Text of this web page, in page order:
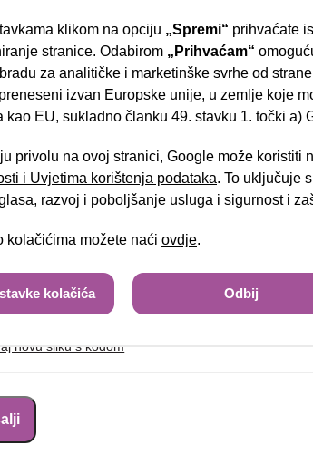
mobitel:
novu sliku s kodom
kod sa slike
-
klikom na opciju „Spremi“ prihvaćate
stranice. Odabirom „Prihvaćam“
za analitičke i marketinške svrhe od strane
izvan Europske unije, u zemlje koje
kao EU, sukladno članku 49. stavku 1. točki a)
privolu na ovoj stranici, Google može koristiti
i Uvjetima korištenja podataka. To uključuje
razvoj i poboljšanje usluga i sigurnost i
kolačićima možete naći ovdje.
kolačića Odbij